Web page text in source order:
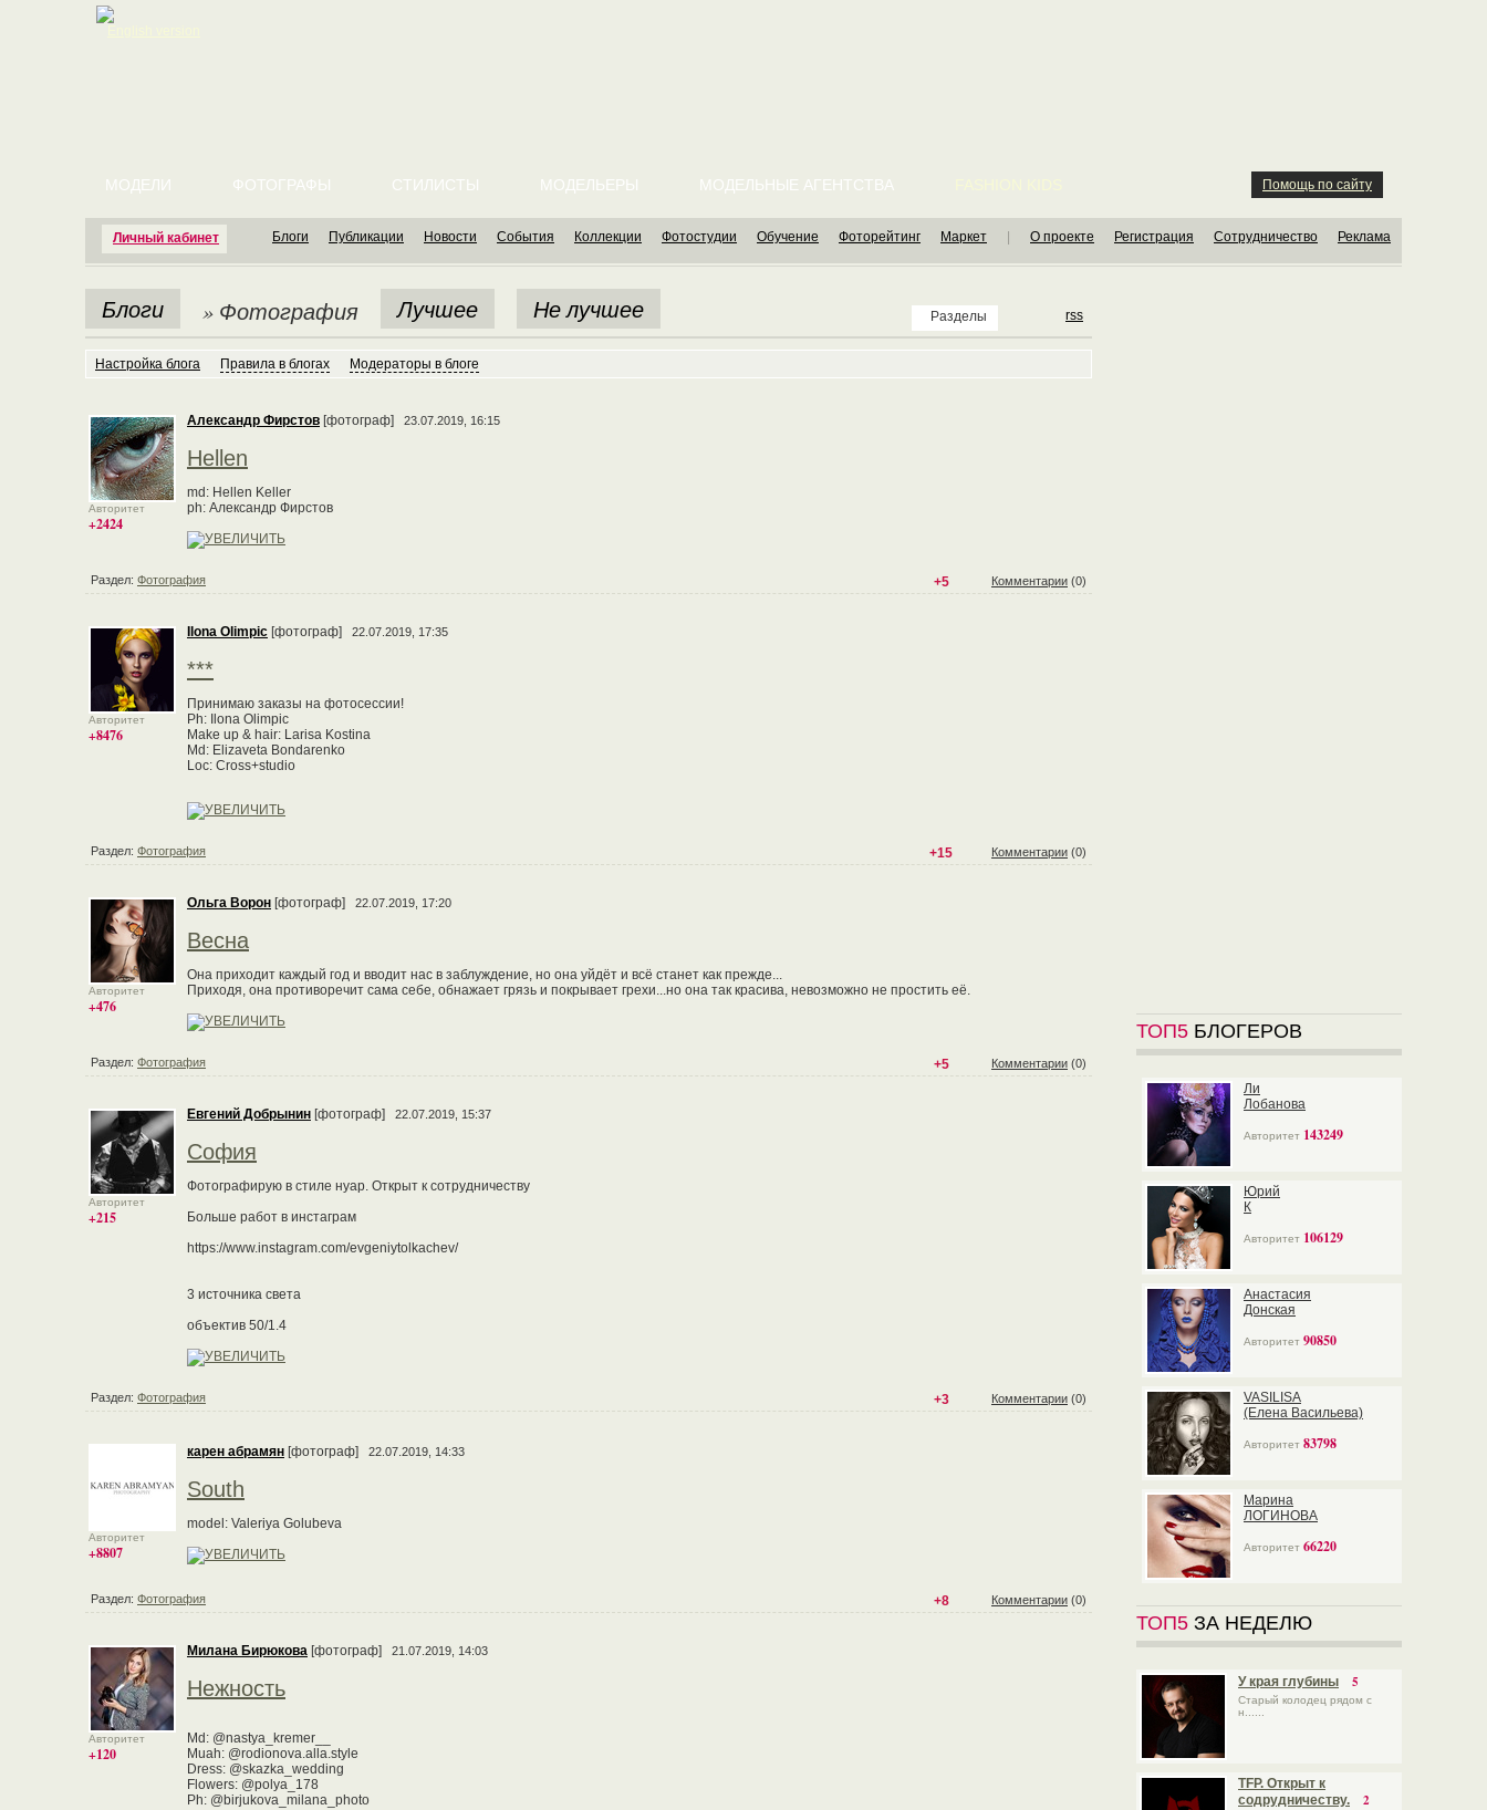
Личный кабинет
МОДЕЛИ ФОТОГРАФЫ СТИЛИСТЫ МОДЕЛЬЕРЫ МОДЕЛЬНЫЕ АГЕНТСТВА Помощь по сайту
Блоги Публикации Новости События Коллекции Фотостудии Обучение Фоторейтинг Маркет О проекте Регистрация Сотрудничество Реклама
Разделы rss
Блоги » Фотография Лучшее Не лучшее
Настройка блога Правила в блогах Модераторы в блоге
Авторитет
+2424
Александр Фирстов [фотограф] 23.07.2019, 16:15
Hellen
md: Hellen Keller
ph: Александр Фирстов
+5 Комментарии (0)
Раздел: Фотография
Авторитет
+8476
Ilona Olimpic [фотограф] 22.07.2019, 17:35
***
Принимаю заказы на фотосессии!
Ph: Ilona Olimpic
Make up & hair: Larisa Kostina
Md: Elizaveta Bondarenko
Loc: Cross+studio
+15 Комментарии (0)
Раздел: Фотография
Авторитет
+476
Ольга Ворон [фотограф] 22.07.2019, 17:20
Весна
Она приходит каждый год и вводит нас в заблуждение, но она уйдёт и всё станет как прежде...
Приходя, она противоречит сама себе, обнажает грязь и покрывает грехи...но она так красива, невозможно не простить её.
+5 Комментарии (0)
Раздел: Фотография
Авторитет
+215
Евгений Добрынин [фотограф] 22.07.2019, 15:37
София
Фотографирую в стиле нуар. Открыт к сотрудничеству
Больше работ в инстаграм
https://www.instagram.com/evgeniytolkachev/
3 источника света
объектив 50/1.4
+3 Комментарии (0)
Раздел: Фотография
Авторитет
+8807
карен абрамян [фотограф] 22.07.2019, 14:33
South
model: Valeriya Golubeva
+8 Комментарии (0)
Раздел: Фотография
Авторитет
+120
Милана Бирюкова [фотограф] 21.07.2019, 14:03
Нежность
Md: @nastya_kremer__
Muah: @rodionova.alla.style
Dress: @skazka_wedding
Flowers: @polya_178
Ph: @birjukova_milana_photo
ТОП5 БЛОГЕРОВ
Ли
Лобанова
Авторитет 143249
Юрий
К
Авторитет 106129
Анастасия
Донская
Авторитет 90850
VASILISA
(Елена Васильева)
Авторитет 83798
Марина
ЛОГИНОВА
Авторитет 66220
ТОП5 ЗА НЕДЕЛЮ
У края глубины 5
Старый колодец рядом с
н......
TFP. Открыт к
содрудничеству.
2